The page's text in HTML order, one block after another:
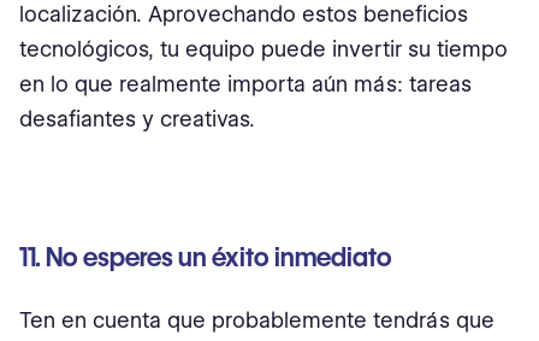
localización. Aprovechando estos beneficios
tecnológicos, tu equipo puede invertir su tiempo
en lo que realmente importa aún más: tareas
desafiantes y creativas.
11. No esperes un éxito inmediato
Ten en cuenta que probablemente tendrás que